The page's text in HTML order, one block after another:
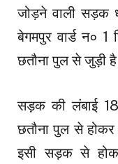
जोड़ने वाली सड़क
बेगमपुर वार्ड न०
छतौना पुल से जुड़ी
सड़क की लंबाई
छतौना पुल से होकर
इसी सड़क से होकर